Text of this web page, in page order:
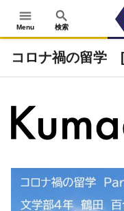
menu
Menu
search
検索
コロナ禍の留学